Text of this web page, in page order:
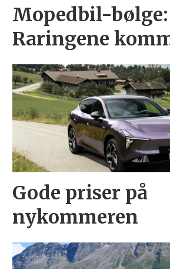
Mopedbil-bølge:
Raringene
Gode priser på
nykommeren